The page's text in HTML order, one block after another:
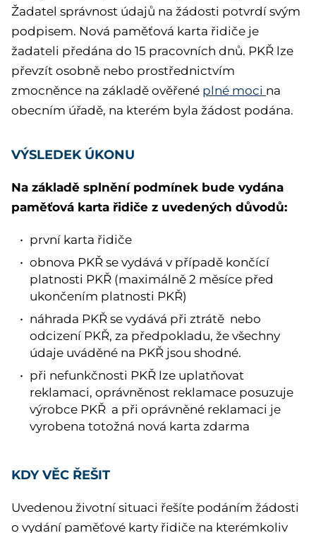
Žadatel správnost údajů na žádosti potvrdí svým
podpisem. Nová paměťová karta řidiče je
žadateli předána do 15 pracovních dnů. PKŘ lze
převzít osobně nebo prostřednictvím
zmocněnce na základě ověřené plné moci na
obecním úřadě, na kterém byla žádost podána.
VÝSLEDEK ÚKONU
Na základě splnění podmínek bude vydána
paměťová karta řidiče z uvedených důvodů:
první karta řidiče
obnova PKŘ se vydává v případě končící
platnosti PKŘ (maximálně 2 měsíce před
ukončením platnosti PKŘ)
náhrada PKŘ se vydává při ztrátě nebo
odcizení PKŘ, za předpokladu, že všechny
údaje uváděné na PKŘ jsou shodné.
při nefunkčnosti PKŘ lze uplatňovat
reklamaci, oprávněnost reklamace posuzuje
výrobce PKŘ a při oprávněné reklamaci je
vyrobena totožná nová karta zdarma
KDY VĚC ŘEŠIT
Uvedenou životní situaci řešíte podáním žádosti
o vydání paměťové karty řidiče na kterémkoliv